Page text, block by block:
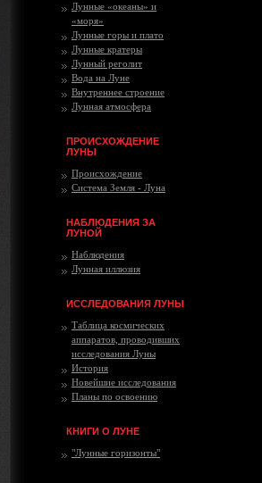
Лунные «океаны» и
«моря»
Лунные горы и плато
Лунные кратеры
Лунный реголит
Вода на Луне
Внутреннее строение
Лунная атмосфера
ПРОИСХОЖДЕНИЕ
ЛУНЫ
Происхождение
Система Земля - Луна
НАБЛЮДЕНИЯ ЗА
ЛУНОЙ
Наблюдения
Лунная иллюзия
ИССЛЕДОВАНИЯ ЛУНЫ
Таблица космических
аппаратов, проводивших
исследования Луны
История
Новейшие исследования
Планы по освоению
КНИГИ О ЛУНЕ
"Лунные горизонты"